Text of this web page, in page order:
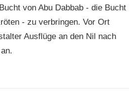
von Abu Dabbab - die Bucht
- zu verbringen. Vor Ort
Ausflüge an den Nil nach